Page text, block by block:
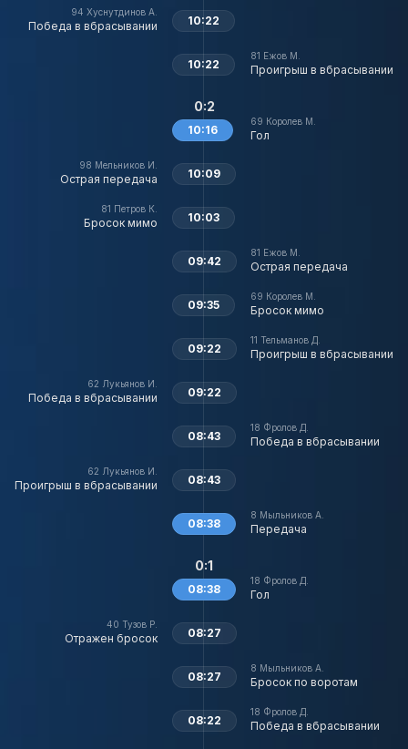
94 Хуснутдинов А.
Победа в вбрасывании 10:22
81 Ежов М.
Проигрыш в вбрасывании
10:22
69 Королев М.
Гол
0:2
10:16
98 Мельников И.
Острая передача 10:09
81 Петров К.
Бросок мимо 10:03
81 Ежов М.
Острая передача
09:42
69 Королев М.
Бросок мимо
09:35
11 Тельманов Д.
Проигрыш в вбрасывании
09:22
62 Лукьянов И.
Победа в вбрасывании 09:22
18 Фролов Д.
Победа в вбрасывании
08:43
62 Лукьянов И.
Проигрыш в вбрасывании 08:43
8 Мыльников А.
Передача
08:38
18 Фролов Д.
Гол
0:1
08:38
40 Тузов Р.
Отражен бросок 08:27
8 Мыльников А.
Бросок по воротам
08:27
18 Фролов Д.
Победа в вбрасывании
08:22